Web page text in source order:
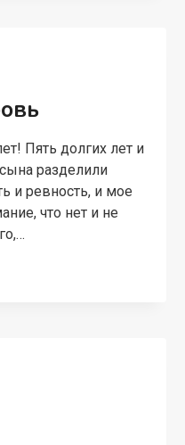
Пять долгих лет и
разделили
и ревность, и мое
что нет и не